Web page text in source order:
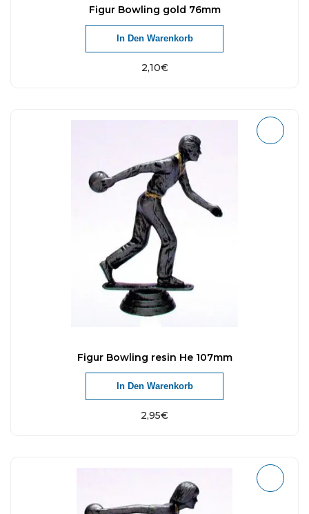
Figur Bowling gold 76mm
2,10€
In Den Warenkorb
Figur Bowling resin He 107mm
2,95€
In Den Warenkorb